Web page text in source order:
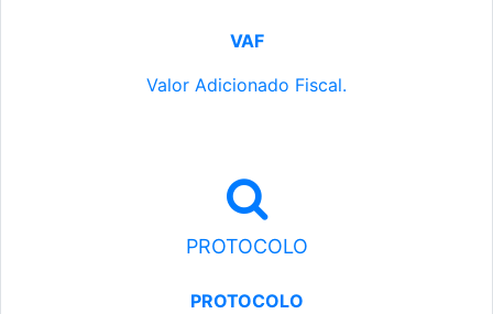
VAF
Valor Adicionado Fiscal.
PROTOCOLO
PROTOCOLO